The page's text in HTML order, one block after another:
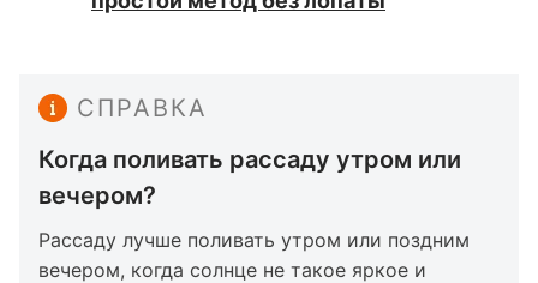
СПРАВКА
Когда поливать рассаду утром или
вечером?
Рассаду лучше поливать утром или поздним
вечером, когда солнце не такое яркое и